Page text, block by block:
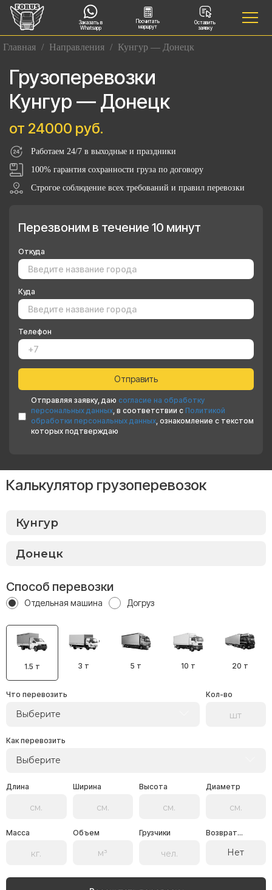
Заказать в
Whatsapp
Посчитать
маршрут
Оставить
заявку
Главная / Направления / Кунгур — Донецк
Грузоперевозки
Кунгур — Донецк
от 24000 руб.
Работаем 24/7 в выходные и праздники
100% гарантия сохранности груза по договору
Строгое соблюдение всех требований и правил перевозки
Перезвоним в течение 10 минут
Откуда
Куда
Телефон
Отправляя заявку, даю согласие на обработку
персональных данных, в соответствии с Политикой
обработки персональных данных, ознакомление с текстом
которых подтверждаю
Калькулятор грузоперевозок
Способ перевозки
Отдельная машина Догруз
1.5 т 3 т 5 т 10 т 20 т
Что перевозить
Выберите
Кол-во
Как перевозить
Выберите
Длина Ширина Высота Диаметр
Масса Объем Грузчики Возврат...
Нет